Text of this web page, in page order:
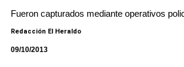
Fueron capturados mediante operativos
Redacción El Heraldo
09/10/2013